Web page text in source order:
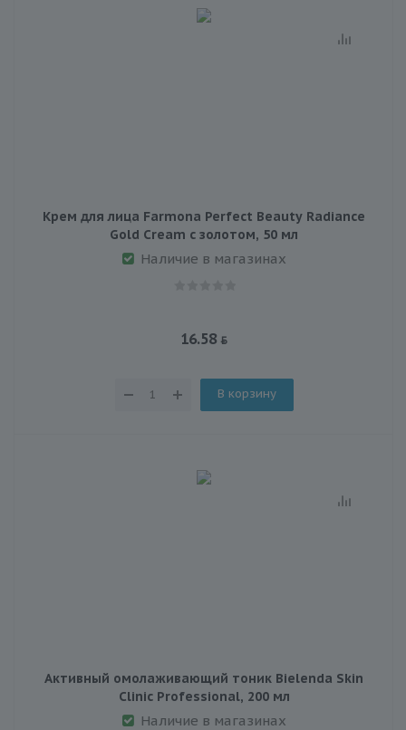
Крем для лица Farmona Perfect Beauty Radiance
Gold Cream с золотом, 50 мл
Наличие в магазинах
16.58
В корзину
Активный омолаживающий тоник Bielenda Skin
Clinic Professional, 200 мл
Наличие в магазинах